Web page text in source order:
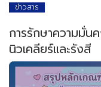
ข่าวสาร
การรักษาความมั่
นิวเคลียร์และรังสี